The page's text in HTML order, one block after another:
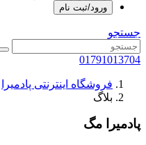
ورود/ثبت نام
جستجو
01791013704
فروشگاه اینترنتی پادمیرا
بلاگ
پادمیرا مگ